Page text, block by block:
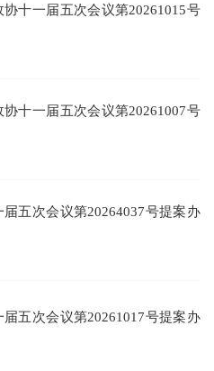
十一届五次会议第20261015号
十一届五次会议第20261007号
五次会议第20264037号提案办
五次会议第20261017号提案办